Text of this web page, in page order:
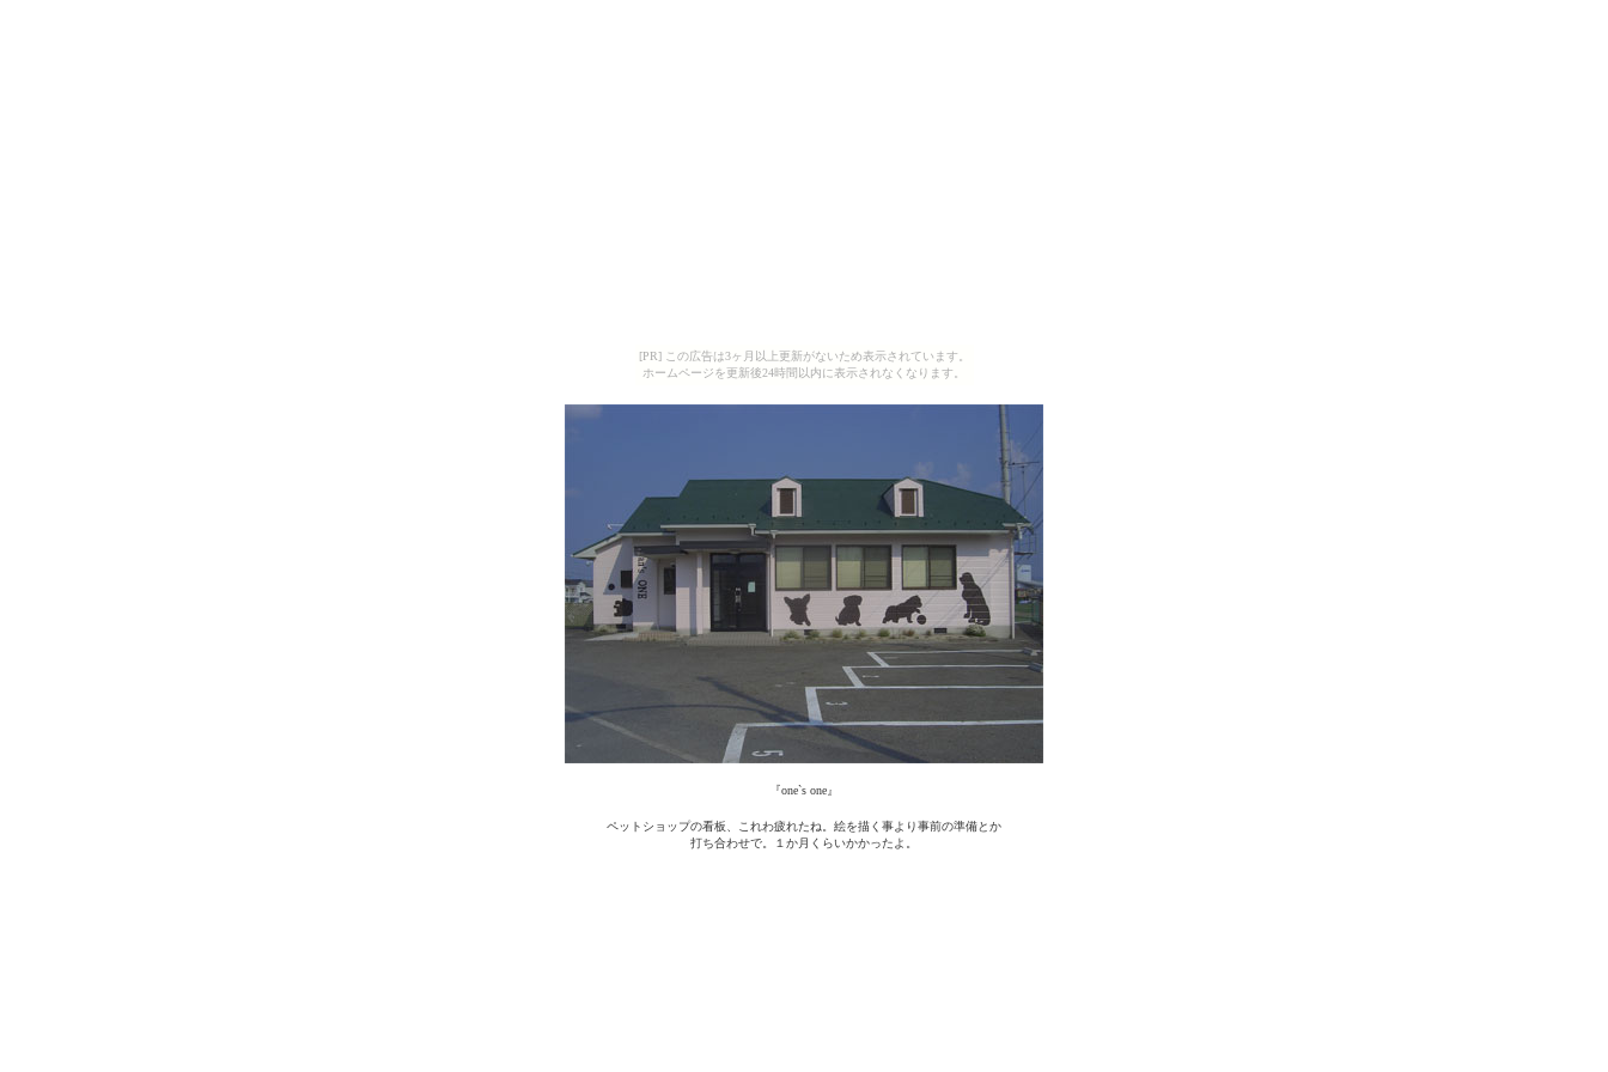
[PR] この広告は3ヶ月以上更新がないため表示されています。
ホームページを更新後24時間以内に表示されなくなります。
『one`s one』
ペットショップの看板、これわ疲れたね。絵を描く事より事前の準備とか
打ち合わせで。１か月くらいかかったよ。